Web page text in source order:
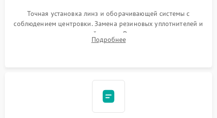
Точная установка линз и оборачивающей системы с
соблюдением центровки. Замена резиновых уплотнителей и
нанесение влагозащитной смазки. Вакуумирование корпуса
и заполнение его осушенным азотом или аргоном для
Подробнее